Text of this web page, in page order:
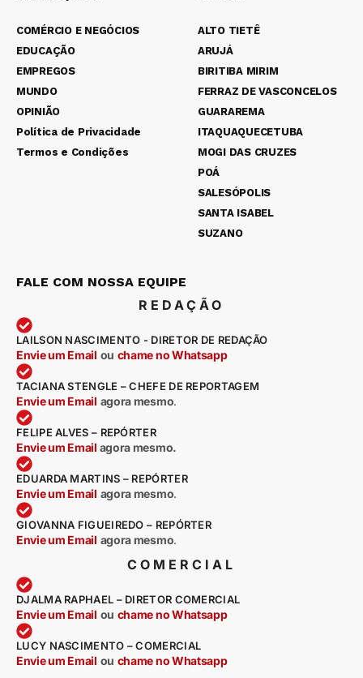
COMÉRCIO E NEGÓCIOS
EDUCAÇÃO
EMPREGOS
MUNDO
OPINIÃO
Política de Privacidade
Termos e Condições
ALTO TIETÊ
ARUJÁ
BIRITIBA MIRIM
FERRAZ DE VASCONCELOS
GUARAREMA
ITAQUAQUECETUBA
MOGI DAS CRUZES
POÁ
SALESÓPOLIS
SANTA ISABEL
SUZANO
FALE COM NOSSA EQUIPE
REDAÇÃO
LAILSON NASCIMENTO - DIRETOR DE REDAÇÃO
Envie um Email ou chame no Whatsapp
TACIANA STENGLE – CHEFE DE REPORTAGEM
Envie um Email agora mesmo.
FELIPE ALVES – REPÓRTER
Envie um Email agora mesmo.
EDUARDA MARTINS – REPÓRTER
Envie um Email agora mesmo.
GIOVANNA FIGUEIREDO – REPÓRTER
Envie um Email agora mesmo.
COMERCIAL
DJALMA RAPHAEL – DIRETOR COMERCIAL
Envie um Email ou chame no Whatsapp
LUCY NASCIMENTO – COMERCIAL
Envie um Email ou chame no Whatsapp